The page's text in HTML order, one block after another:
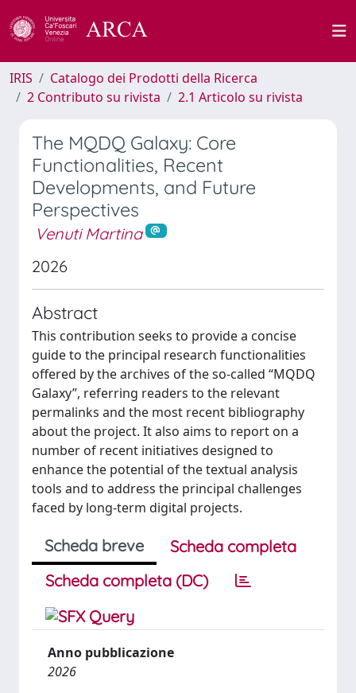
IRIS
Catalogo dei Prodotti della Ricerca
2 Contributo su rivista
2.1 Articolo su rivista
The MQDQ Galaxy: Core
Functionalities, Recent
Developments, and Future
Perspectives
Venuti Martina
2026
Abstract
This contribution seeks to provide a concise
guide to the principal research functionalities
offered by the archives of the so-called “MQDQ
Galaxy”, referring readers to the relevant
permalinks and the most recent bibliography
about the project. It also aims to report on a
number of recent initiatives designed to
enhance the potential of the textual analysis
tools and to address the principal challenges
faced by long-term digital projects.
Scheda breve
Scheda completa
Scheda completa (DC)
Anno pubblicazione
2026